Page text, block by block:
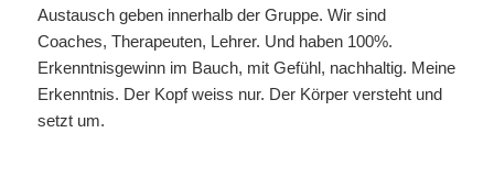
Austausch geben innerhalb der Gruppe. Wir sind
Coaches, Therapeuten, Lehrer. Und haben 100%.
Erkenntnisgewinn im Bauch, mit Gefühl, nachhaltig. Meine
Erkenntnis. Der Kopf weiss nur. Der Körper versteht und
setzt um.